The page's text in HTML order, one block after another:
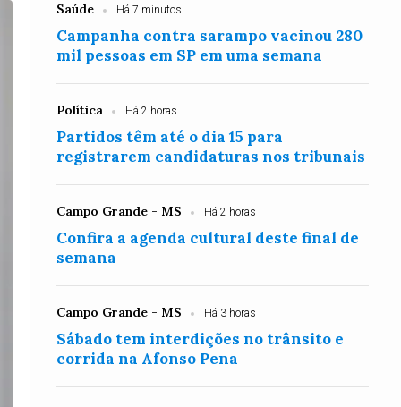
Saúde Há 7 minutos
Campanha contra sarampo vacinou 280
mil pessoas em SP em uma semana
Política Há 2 horas
Partidos têm até o dia 15 para
registrarem candidaturas nos tribunais
Campo Grande - MS Há 2 horas
Confira a agenda cultural deste final de
semana
Campo Grande - MS Há 3 horas
Sábado tem interdições no trânsito e
corrida na Afonso Pena